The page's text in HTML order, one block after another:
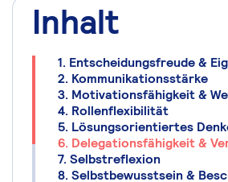
Inhalt
2. Kommunikationsstärke
4. Rollenflexibilität
5. Lösungsorientiertes
7. Selbstreflexion